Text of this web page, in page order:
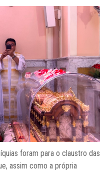
foram para o claustro das
assim como a própria